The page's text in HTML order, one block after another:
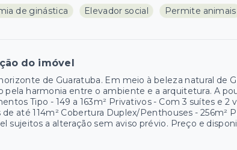
de ginástica Elevador social Permite animais
do imóvel
de Guaratuba. Em meio à beleza natural de
pela harmonia entre o ambiente e a arquitetura. A
Tipo - 149 a 163m² Privativos - Com 3 suítes e
de até 114m² Cobertura Duplex/Penthouses - 256m²
sujeitos a alteração sem aviso prévio. Preço e